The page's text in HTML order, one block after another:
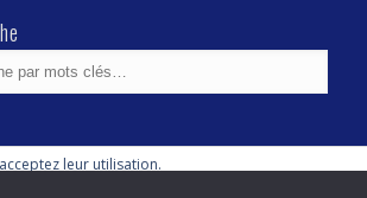
leur utilisation.